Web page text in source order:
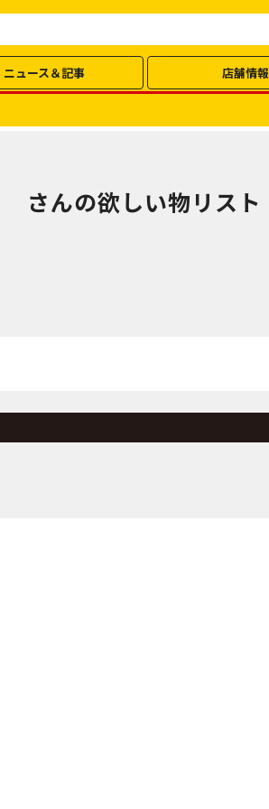
ニュース＆記事 店舗情報
さんの欲しい物リスト